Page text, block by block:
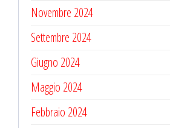
Novembre 2024
Settembre 2024
Giugno 2024
Maggio 2024
Febbraio 2024